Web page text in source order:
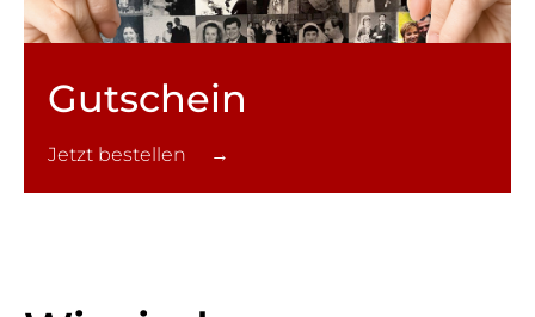
Gutschein
Jetzt bestellen →